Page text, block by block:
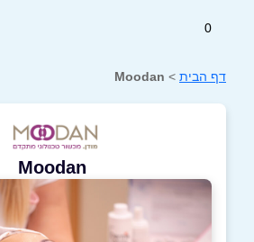
0
דף הבית >
Moodan
Moodan